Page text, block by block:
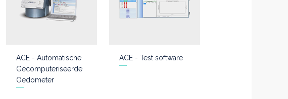
ACE - Automatische
Gecomputeriseerde
Oedometer
ACE - Test software